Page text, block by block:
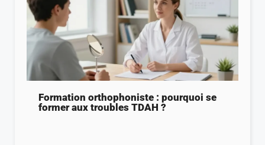
Formation orthophoniste : pourquoi se
former aux troubles TDAH ?